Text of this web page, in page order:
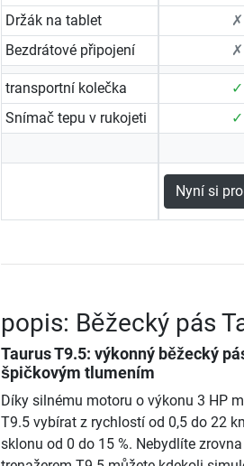
Držák na tablet
✗
Bezdrátové připojení
✗
transportní kolečka ✓
Snímač tepu v rukojeti
✓
Nyní si
popis: Běžecký pás
Taurus T9.5: výkonný běžecký
špičkovým tlumením
Díky silnému motoru o výkonu 3 HP
T9.5 vybírat z rychlostí od 0,5 do 22
sklonu od 0 do 15 %. Nebydlíte